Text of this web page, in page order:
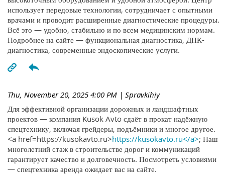
использует передовые технологии, сотрудничает с опытными
врачами и проводит расширенные диагностические процедуры.
Всё это — удобно, стабильно и по всем медицинским нормам.
Подробнее на сайте — функциональная диагностика, ДНК-
диагностика, современные эндоскопические услуги.
Thu, November 20, 2025 4:00 PM | Spravkihiy
Для эффективной организации дорожных и ландшафтных
проектов — компания Kusok Avto сдаёт в прокат надёжную
спецтехнику, включая грейдеры, подъёмники и многое другое.
<a href=https://kusokavto.ru>https://kusokavto.ru</a>; Наш
многолетний стаж в строительстве дорог и коммуникаций
гарантирует качество и долговечность. Посмотреть условиями
— спецтехника аренда ожидает вас на сайте.